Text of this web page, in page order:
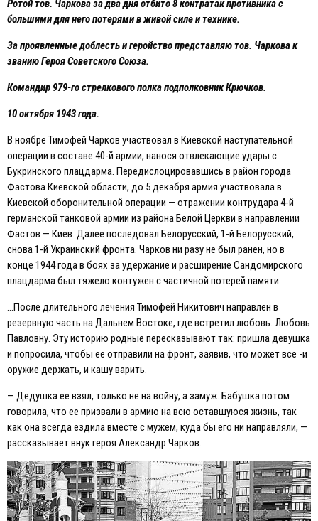
Ротой тов. Чаркова за два дня отбито 8 контратак противника с
большими для него потерями в живой силе и технике.
За проявленные доблесть и геройство представляю тов. Чаркова к
званию Героя Советского Союза.
Командир 979-го стрелкового полка подполковник Крючков.
10 октября 1943 года.
В ноябре Тимофей Чарков участвовал в Киевской наступательной
операции в составе 40-й армии, нанося отвлекающие удары с
Букринского плацдарма. Передислоцировавшись в район города
Фастова Киевской области, до 5 декабря армия участвовала в
Киевской оборонительной операции — отражении контрудара 4-й
германской танковой армии из района Белой Церкви в направлении
Фастов — Киев. Далее последовал Белорусский, 1-й Белорусский,
снова 1-й Украинский фронта. Чарков ни разу не был ранен, но в
конце 1944 года в боях за удержание и расширение Сандомирского
плацдарма был тяжело контужен с частичной потерей памяти.
…После длительного лечения Тимофей Никитович направлен в
резервную часть на Дальнем Востоке, где встретил любовь. Любовь
Павловну. Эту историю родные пересказывают так: пришла девушка
и попросила, чтобы ее отправили на фронт, заявив, что может все -и
оружие держать, и кашу варить.
— Дедушка ее взял, только не на войну, а замуж. Бабушка потом
говорила, что ее призвали в армию на всю оставшуюся жизнь, так
как она всегда ездила вместе с мужем, куда бы его ни направляли, —
рассказывает внук героя Александр Чарков.